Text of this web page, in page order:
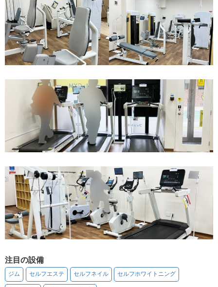
注目の設備
ジム セルフエステ セルフネイル セルフホワイトニング